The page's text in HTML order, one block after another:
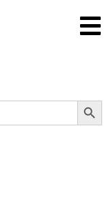
Search Button